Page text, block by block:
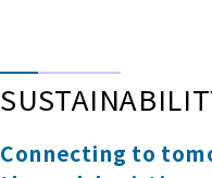
Connecting to